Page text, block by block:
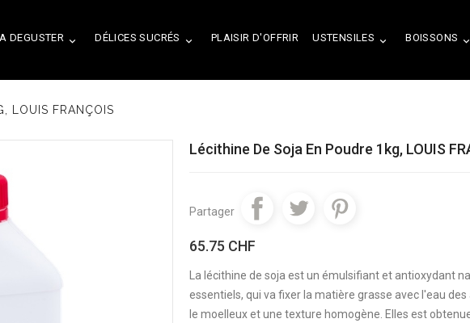

A DEGUSTER 
DÉLICES SUCRÉS PLAISIR D'OFFRIR 
USTENSILES 
BOISSONS
LOUIS FRANÇOIS
Lécithine De Soja En Poudre 1kg, LOUIS
Partager
65.75 CHF
La lécithine de soja est un émulsifiant et antioxydant
essentiels, qui va fixer la matière grasse avec l'eau
le moelleux et une texture homogène. Elles est